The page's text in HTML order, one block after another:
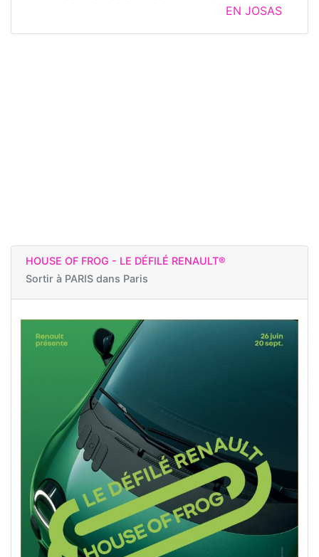
EN JOSAS
HOUSE OF FROG - LE DÉFILÉ RENAULT®
Sortir à PARIS dans Paris